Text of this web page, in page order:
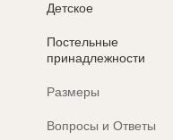
Детское
Постельные
принадлежности
Размеры
Вопросы и Ответы